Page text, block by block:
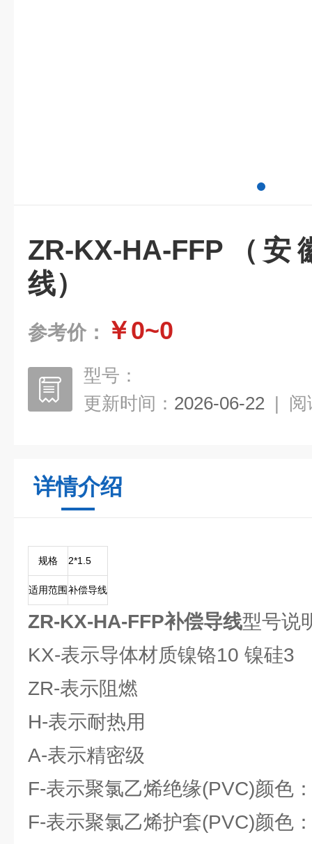
ZR-KX-HA-FFP（
线）
参考价： ￥0~0
型号：
更新时间： 2026-06-22 | 阅
详情介绍
规格 2*1.5
适用范围补偿导线
ZR-KX-HA-FFP补偿导线型号说
KX-表示导体材质镍铬10 镍硅3
ZR-表示阻燃
H-表示耐热用
A-表示精密级
F-表示聚氯乙烯绝缘(PVC)颜色
F-表示聚氯乙烯护套(PVC)颜色